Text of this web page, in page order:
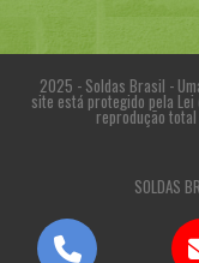
2025 - Soldas Brasil -
site está protegido pela
reprodução
SOLDAS